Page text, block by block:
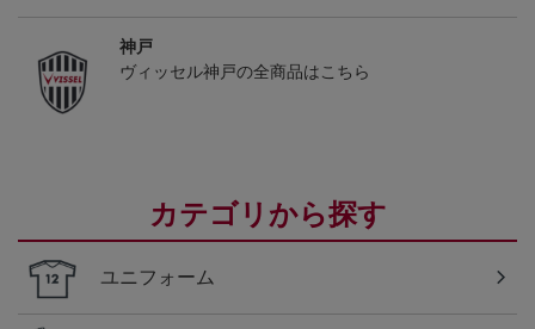
神戸
ヴィッセル神戸の全商品はこちら
カテゴリから探す
ユニフォーム